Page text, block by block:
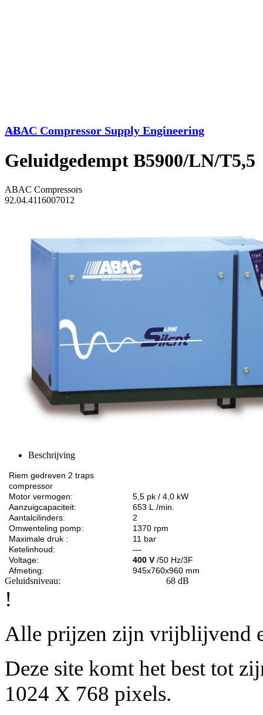
ABAC Compressor Supply Engineering
<<
Geluidgedempt B5900/LN/T5,5
ABAC Compressors
92.04.4116007012
Beschrijving
Riem gedreven 2 traps
compressor
Motor vermogen:
5,5 pk / 4,0 kW
Aanzuigcapaciteit:
653 L./min.
Aantalcilinders:
2
Omwenteling pomp:
1370 rpm
Maximale druk :
11 bar
Ketelinhoud:
---
Voltage: 400 V /50 Hz/3F
Afmeting:
945x760x960 mm
Geluidsniveau: 68 dB
!
Alle prijzen zijn vrijblijvend
Deze site komt het best tot
1024 X 768 pixels.